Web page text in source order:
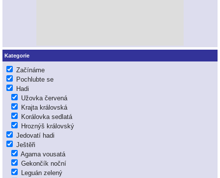
Kategorie
Začínáme
Pochlubte se
Hadi
Užovka červená
Krajta královská
Korálovka sedlatá
Hroznýš královský
Jedovatí hadi
Ještěři
Agama vousatá
Gekončík noční
Leguán zelený